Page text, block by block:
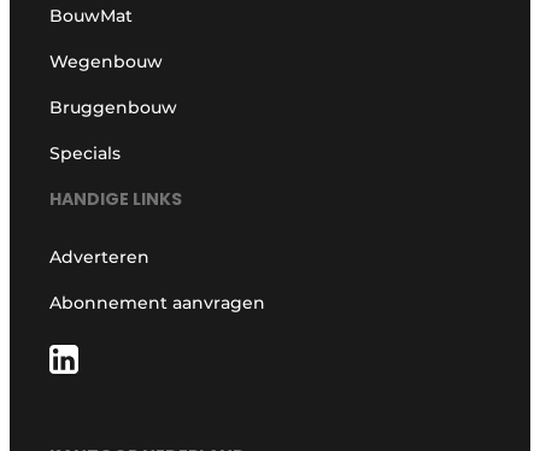
BouwMat
Wegenbouw
Bruggenbouw
Specials
HANDIGE LINKS
Adverteren
Abonnement aanvragen